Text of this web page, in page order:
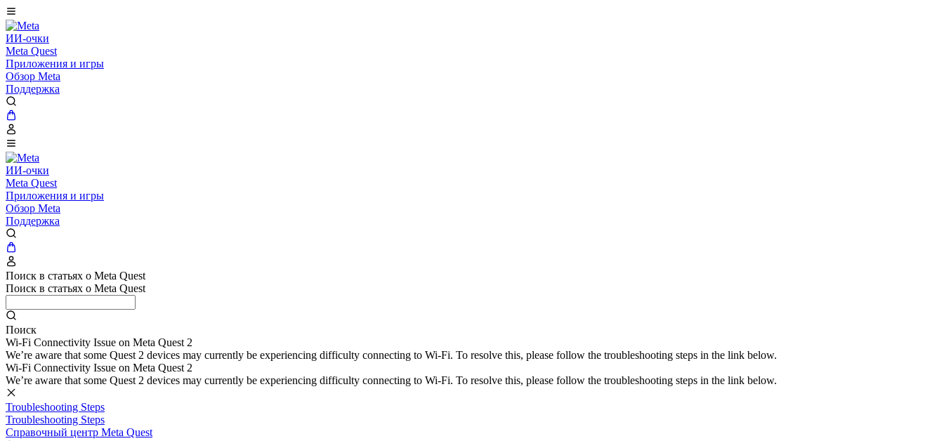
ИИ-очки
Meta Quest
Приложения и игры
Обзор Meta
Поддержка
ИИ-очки
Meta Quest
Приложения и игры
Обзор Meta
Поддержка
Поиск в статьях о Meta Quest
Поиск в статьях о Meta Quest
Поиск
Wi-Fi Connectivity Issue on Meta Quest 2
We’re aware that some Quest 2 devices may currently be experiencing difficulty connecting to Wi-Fi. To resolve this, please follow the troubleshooting steps in the link below.
Wi-Fi Connectivity Issue on Meta Quest 2
We’re aware that some Quest 2 devices may currently be experiencing difficulty connecting to Wi-Fi. To resolve this, please follow the troubleshooting steps in the link below.
Troubleshooting Steps
Troubleshooting Steps
Справочный центр Meta Quest